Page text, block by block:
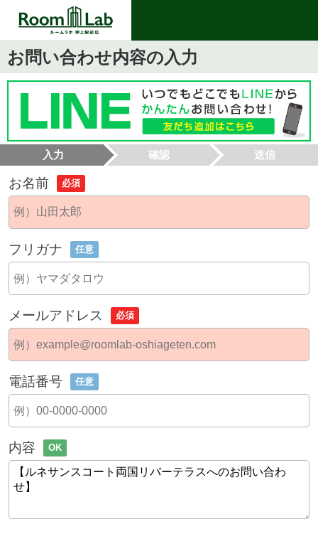
お問い合わせ内容の入力
入力 確認 送信
お名前 必須
フリガナ 任意
メールアドレス 必須
電話番号 任意
内容 OK